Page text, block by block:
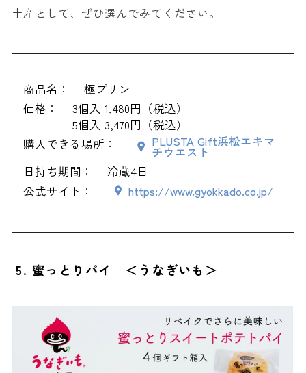
土産として、ぜひ選んでみてください。
商品名：
極プリン
価格：
3個入 1,480円（税込）
5個入 3,470円（税込）
購入できる場所：
PLUSTA Gift浜松エキマ
チウエスト
日持ち期間：
冷蔵4日
公式サイト：
https://www.gyokkado.co.jp/
5. 蜜っとりパイ ＜うなぎいも＞